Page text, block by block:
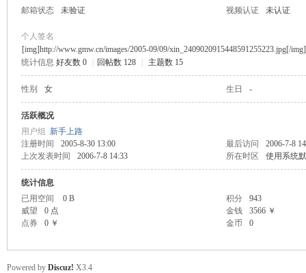
邮箱状态
未验证 视频认证 未认证
个人签名
[img]http://www.gmw.cn/images/2005-09/09/xin_2409020915448591255223.jpg[/img]
统计信息 好友数 0 回帖数 128 主题数 15
性别 女 生日 -
活跃概况
用户组 新手上路
注册时间
2005-8-30 13:00 最后访问
2006-7-8
上次发表时间
2006-7-8 14:33 所在时区 使用系统
统计信息
已用空间
0 B 积分
943
威望
0 点 金钱
3566 ￥
点券
0 ￥ 金币 0
Powered by Discuz! X3.4